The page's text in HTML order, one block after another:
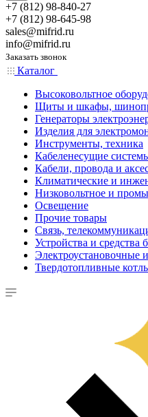
+7 (812) 98-840-27
+7 (812) 98-645-98
sales@mifrid.ru
info@mifrid.ru
Заказать звонок
Каталог
Высоковольтное
Щиты и шкафы,
Генераторы
Изделия для
Инструменты, техника
Кабеленесущие
Кабели, провода и
Климатические и
Низковольтное и
Освещение
Прочие товары
Связь,
Устройства и средства
Электроустановочные
Твердотопливные